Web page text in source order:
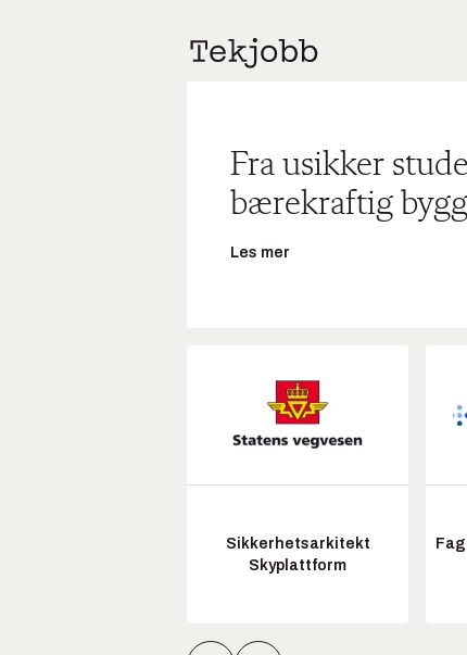
Fra usikker
bærekraftig
Les mer
Sikkerhetsarkitekt
Skyplattform